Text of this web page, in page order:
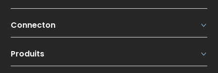
Connecton
Qui sommes-nous ?
Nos points forts
Produits